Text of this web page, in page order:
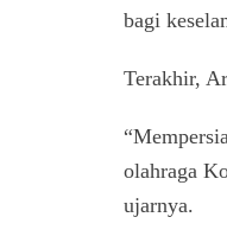
bagi
Terakhir,
olahraga
ujarnya.